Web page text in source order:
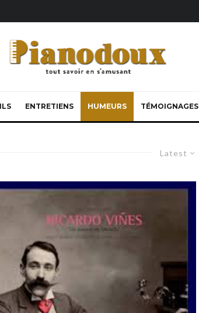
ENTRETIENS HUMEURS TÉMOIGNAGES
Latest